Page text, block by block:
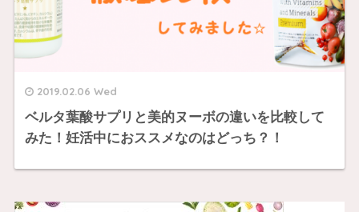
2019.02.06 Wed
ベルタ葉酸サプリと美的ヌーボの違いを比較して
みた！妊活中におススメなのはどっち？！